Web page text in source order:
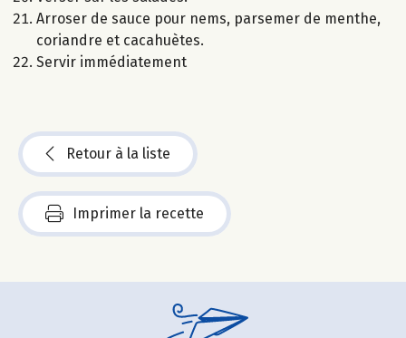
Arroser de sauce pour nems, parsemer de menthe,
coriandre et cacahuètes.
Servir immédiatement
Retour à la liste
Imprimer la recette